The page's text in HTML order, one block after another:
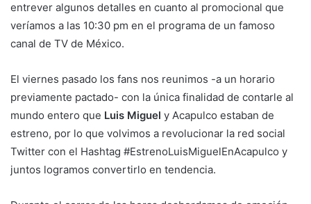
entrever algunos detalles en cuanto al promocional que
veríamos a las 10:30 pm en el programa de un famoso
canal de TV de México.
El viernes pasado los fans nos reunimos -a un horario
previamente pactado- con la única finalidad de contarle al
mundo entero que Luis Miguel y Acapulco estaban de
estreno, por lo que volvimos a revolucionar la red social
Twitter con el Hashtag #EstrenoLuisMiguelEnAcapulco y
juntos logramos convertirlo en tendencia.